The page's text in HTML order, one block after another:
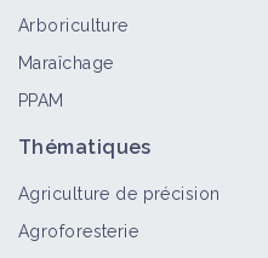
Arboriculture
Maraîchage
PPAM
Thématiques
Agriculture de précision
Agroforesterie